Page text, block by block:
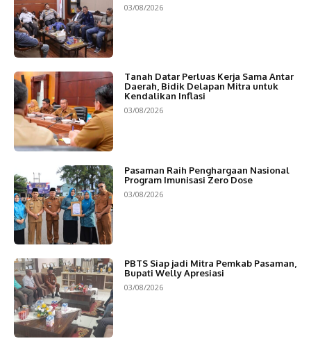
03/08/2026
Tanah Datar Perluas Kerja Sama Antar
Daerah, Bidik Delapan Mitra untuk
Kendalikan Inflasi
03/08/2026
Pasaman Raih Penghargaan Nasional
Program Imunisasi Zero Dose
03/08/2026
PBTS Siap jadi Mitra Pemkab Pasaman,
Bupati Welly Apresiasi
03/08/2026